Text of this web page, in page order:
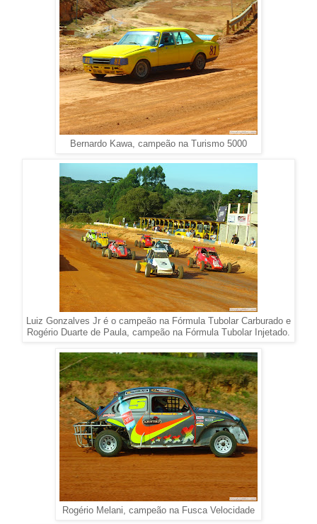
Bernardo Kawa, campeão na Turismo 5000
Luiz Gonzalves Jr é o campeão na Fórmula Tubolar Carburado e
Rogério Duarte de Paula, campeão na Fórmula Tubolar Injetado.
Rogério Melani, campeão na Fusca Velocidade